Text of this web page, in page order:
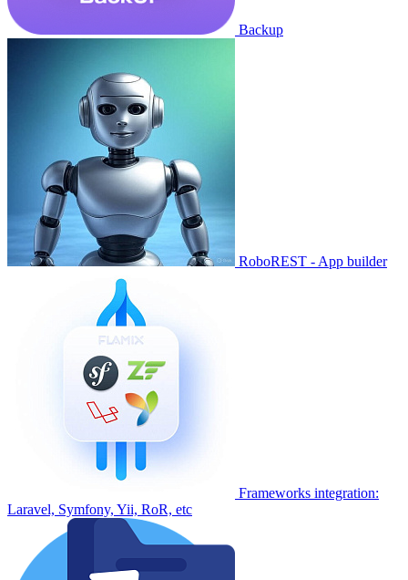
Backup
RoboREST - App builder
Frameworks integration:
Laravel, Symfony, Yii, RoR, etc